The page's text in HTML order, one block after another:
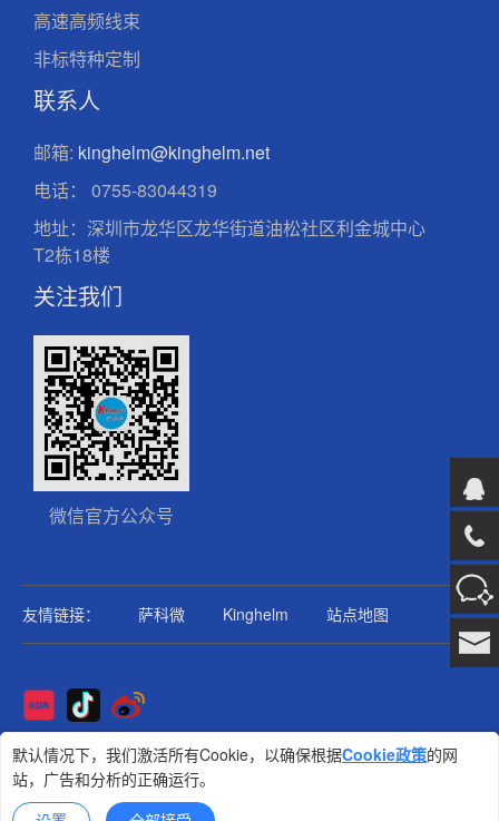
高速高频线束
非标特种定制
联系人
邮箱: kinghelm@kinghelm.net
电话：
0755-83044319
地址：深圳市龙华区龙华街道油松社区利金城中心
T2栋18楼
关注我们
微信官方公众号
友情链接： 萨科微 Kinghelm 站点地图
Copyright@2025版权所有
金航标
技术支持: 集群科技
默认情况下，我们激活所有Cookie，以确保根据Cookie政策的网
站，广告和分析的正确运行。